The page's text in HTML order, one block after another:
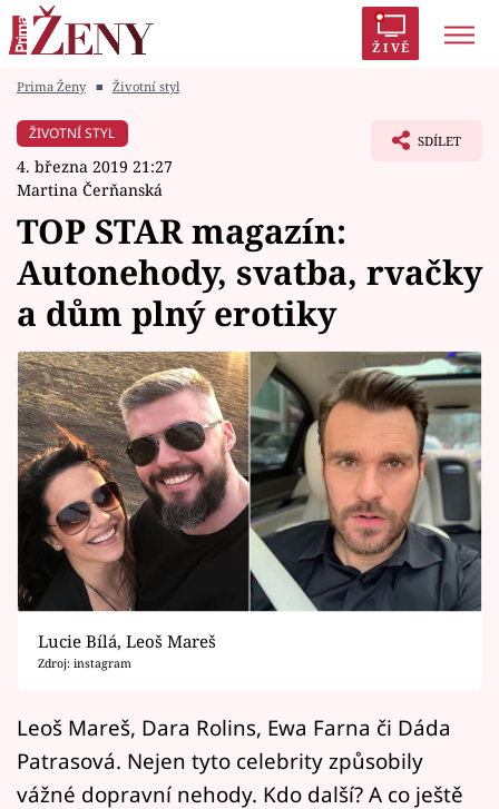
ŽIVĚ
Módní alarm
Témata
Celebrity
Vztahy
Seriály
Horoskopy
Sledujte prima+
Filmový festival Karlovy Vary
Pořady
Mámy sobě
Přihlášení
Prima Ženy ■ Životní styl
ŽIVOTNÍ STYL
4. března 2019 21:27
Martina Čerňanská
SDÍLET
TOP STAR magazín:
Autonehody, svatba, rvačky
a dům plný erotiky
Lucie Bílá, Leoš Mareš
Zdroj: instagram
Leoš Mareš, Dara Rolins, Ewa Farna či Dáda
Patrasová. Nejen tyto celebrity způsobily
vážné dopravní nehody. Kdo další? A co ještě